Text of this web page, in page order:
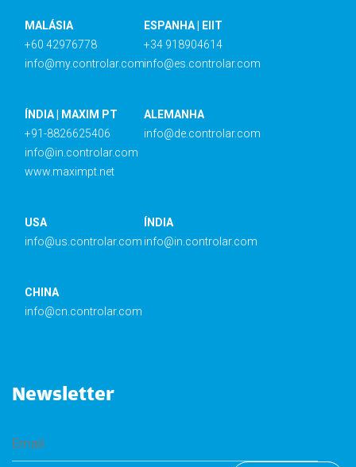
MALÁSIA
+60 42976778
info@my.controlar.com
ESPANHA | EIIT
+34 918904614
info@es.controlar.com
ÍNDIA | MAXIM PT
+91-8826625406
info@in.controlar.com
www.maximpt.net
ALEMANHA
info@de.controlar.com
USA
info@us.controlar.com
ÍNDIA
info@in.controlar.com
CHINA
info@cn.controlar.com
Newsletter